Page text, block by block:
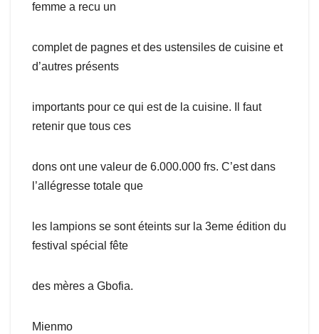
femme a recu un
complet de pagnes et des ustensiles de cuisine et
d’autres présents
importants pour ce qui est de la cuisine. Il faut
retenir que tous ces
dons ont une valeur de 6.000.000 frs. C’est dans
l’allégresse totale que
les lampions se sont éteints sur la 3eme édition du
festival spécial fête
des mères a Gbofia.
Mienmo